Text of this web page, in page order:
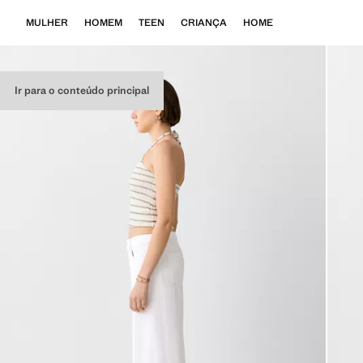
Ir para o conteúdo principal
MULHER HOMEM TEEN CRIANÇA HOME